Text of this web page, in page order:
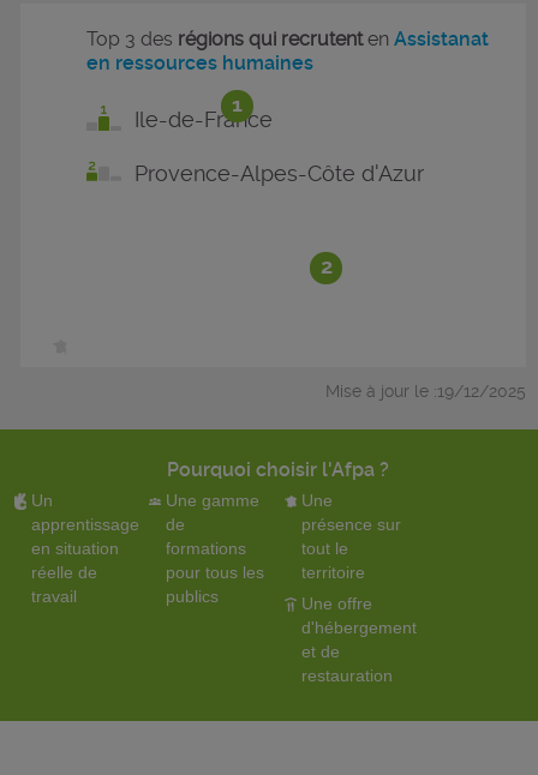
1
2
Top 3 des régions qui recrutentenAssistanat
en ressources humaines
Ile-de-France
Provence-Alpes-Côte d'Azur
Mise à jour le :19/12/2025
Pourquoi choisir l'Afpa ?
Un
apprentissage
en situation
réelle de
travail
Une gamme
de
formations
pour tous les
publics
Une
présence sur
tout le
territoire
Une offre
d'hébergement
et de
restauration